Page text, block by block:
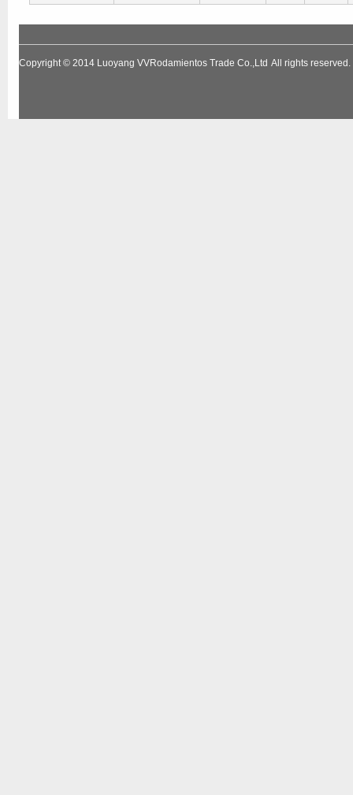
Copyright © 2014 Luoyang VVRodamientos Trade Co.,Ltd All rights